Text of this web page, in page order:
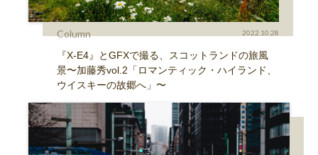
Column 2022.10.28
『X-E4』とGFXで撮る、スコットランドの旅風
景〜加藤秀vol.2「ロマンティック・ハイランド、
ウイスキーの故郷へ」〜